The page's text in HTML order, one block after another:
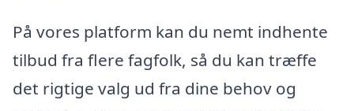
På vores platform kan du nemt indhente
tilbud fra flere fagfolk, så du kan træffe
det rigtige valg ud fra dine behov og